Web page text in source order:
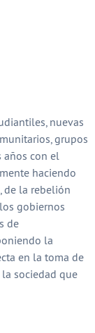
nuevas
grupos
años con el
haciendo
de la rebelión
gobiernos
de
la
en la toma de
sociedad que